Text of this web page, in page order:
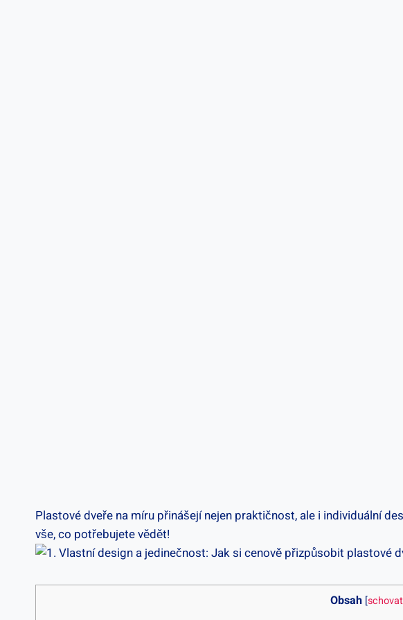
Plastové dveře na míru přinášejí nejen praktičnost, ale i individuální
vše, co potřebujete vědět!
Obsah [schovat